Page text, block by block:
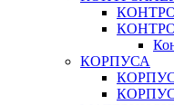
КОРПУСА